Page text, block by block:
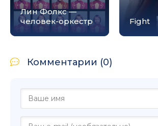
Лин Фолкс —
человек-оркестр
Fight
Комментарии (0)